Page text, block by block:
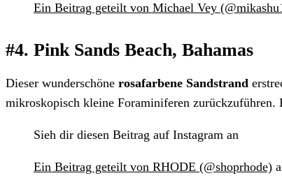
Ein Beitrag geteilt von Michael Vey
#4. Pink Sands Beach, Bahamas
Dieser wunderschöne rosafarbene Sandstrand
mikroskopisch kleine Foraminiferen zurückzuführen.
Sieh dir diesen Beitrag auf Instagram an
Ein Beitrag geteilt von RHODE (@shoprhode)